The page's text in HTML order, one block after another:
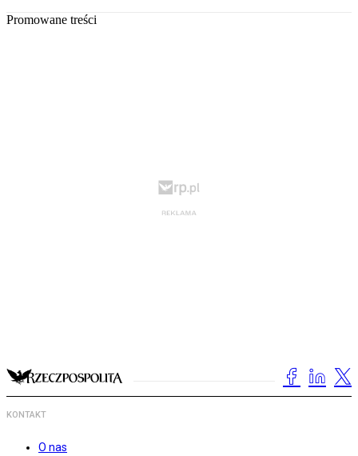
Promowane treści
KONTAKT
O nas